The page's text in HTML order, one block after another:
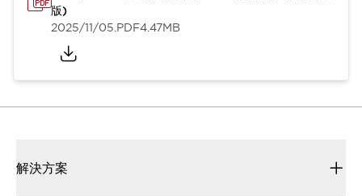
版)
2025/11/05.PDF4.47MB
解決方案